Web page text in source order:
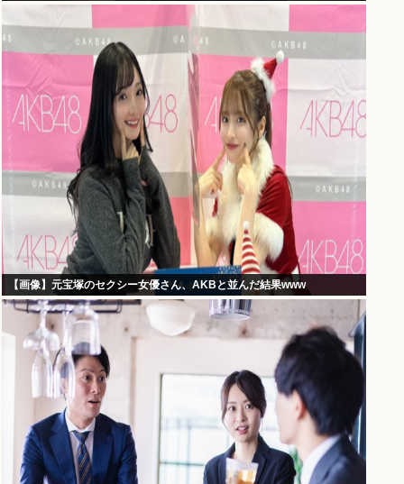
【画像】元宝塚のセクシー女優さん、AKBと並んだ結果www